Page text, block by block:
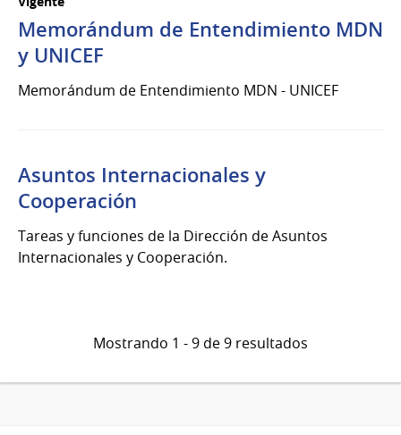
Memorándum de Entendimiento MDN
y UNICEF
Memorándum de Entendimiento MDN - UNICEF
Asuntos Internacionales y
Cooperación
Tareas y funciones de la Dirección de Asuntos
Internacionales y Cooperación.
Mostrando 1 - 9 de 9 resultados